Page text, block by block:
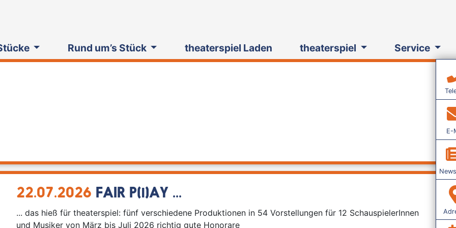
Rund um’s Stück theaterspiel Laden theaterspiel Service
22.07.2026 FAIR P(l)AY ...
... das hieß für theaterspiel: fünf verschiedene Produktionen in 54 Vorstellungen für 12 SchauspielerInnen
und Musiker von März bis Juli 2026 richtig gute Honorare
E-